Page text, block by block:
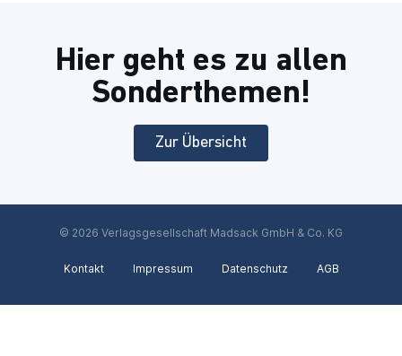
Hier geht es zu allen
Sonderthemen!
Zur Übersicht
© 2026 Verlagsgesellschaft Madsack GmbH & Co. KG
Kontakt Impressum Datenschutz AGB